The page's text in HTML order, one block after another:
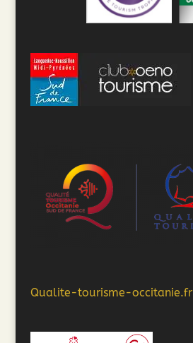
Qualite-tourisme-occitanie.fr